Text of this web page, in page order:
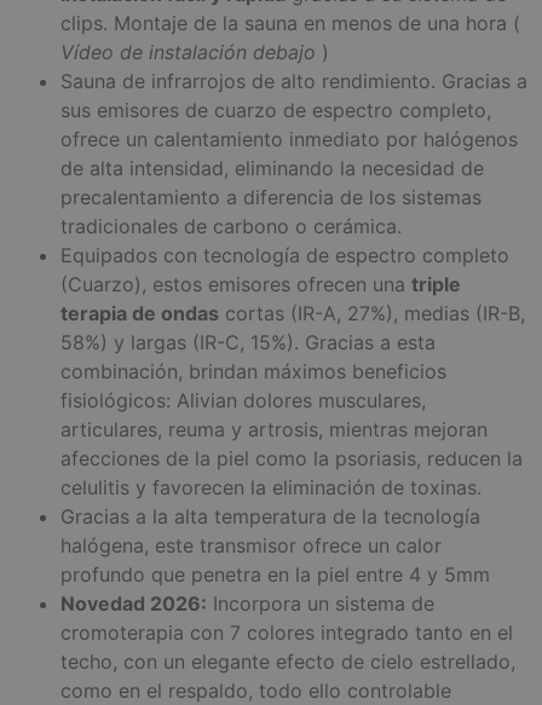
clips. Montaje de la sauna en menos de una hora (
Vídeo de instalación debajo )
Sauna de infrarrojos de alto rendimiento. Gracias a
sus emisores de cuarzo de espectro completo,
ofrece un calentamiento inmediato por halógenos
de alta intensidad, eliminando la necesidad de
precalentamiento a diferencia de los sistemas
tradicionales de carbono o cerámica.
Equipados con tecnología de espectro completo
(Cuarzo), estos emisores ofrecen una triple
terapia de ondas cortas (IR-A, 27%), medias (IR-B,
58%) y largas (IR-C, 15%). Gracias a esta
combinación, brindan máximos beneficios
fisiológicos: Alivian dolores musculares,
articulares, reuma y artrosis, mientras mejoran
afecciones de la piel como la psoriasis, reducen la
celulitis y favorecen la eliminación de toxinas.
Gracias a la alta temperatura de la tecnología
halógena, este transmisor ofrece un calor
profundo que penetra en la piel entre 4 y 5mm
Novedad 2026: Incorpora un sistema de
cromoterapia con 7 colores integrado tanto en el
techo, con un elegante efecto de cielo estrellado,
como en el respaldo, todo ello controlable